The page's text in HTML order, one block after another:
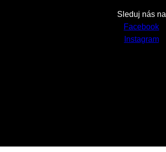
Sleduj nás na
Facebook
Instagram